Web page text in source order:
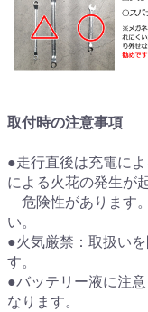
取付時の注意事項
●走行直後は充電に
による火花の発生が
危険性があります
い。
●火気厳禁：取扱い
す。
●バッテリー液に注
なります。